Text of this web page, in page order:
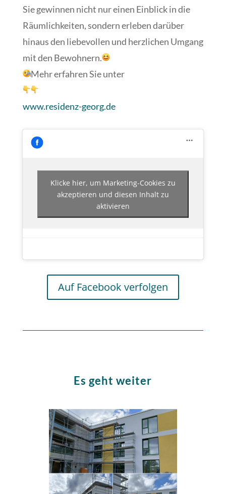
Sie gewinnen nicht nur einen Einblick in die
Räumlichkeiten, sondern erleben darüber
hinaus den liebevollen und herzlichen Umgang
mit den Bewohnern.
Mehr erfahren Sie unter
www.residenz-georg.de
Klicke hier, um Marketing-Cookies zu
akzeptieren und diesen Inhalt zu
aktivieren
Auf Facebook verfolgen
Es geht weiter